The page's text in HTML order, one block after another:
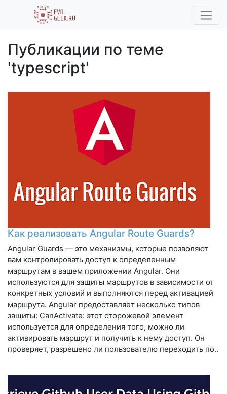
Публикации по теме
'typescript'
Как реализовать Angular Route Guards?
Angular Guards — это механизмы, которые позволяют
вам контролировать доступ к определенным
маршрутам в вашем приложении Angular. Они
используются для защиты маршрутов в зависимости от
конкретных условий и выполняются перед активацией
маршрута. Angular предоставляет несколько типов
защиты: CanActivate: этот сторожевой элемент
используется для определения того, можно ли
активировать маршрут и получить к нему доступ. Он
проверяет, разрешено ли пользователю переходить по..